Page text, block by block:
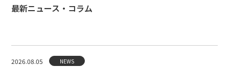
最新ニュース・コラム
2026.08.05 NEWS